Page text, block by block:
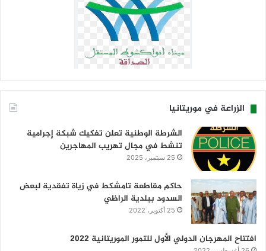
الزراعة في موريتانيا
الشرطة الوطنية تعلن تفكيك شبكة إجرامية
تنشط في مجال تهريب المهاجرين
25 سبتمبر، 2025
حاكم مقاطعة تامشكط في زياة تفقدية لبعض
السدود ببلدية الراظي
25 أكتوبر، 2022
افتتاح المهرجان الدولي الأول للتمور الموريتانية 2022